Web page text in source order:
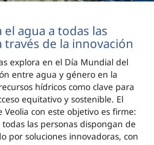
el agua a todas las
través de la innovación
explora en el Día Mundial del
entre agua y género en la
hídricos como clave para
equitativo y sostenible. El
Veolia con este objetivo es firme:
las personas dispongan de
por soluciones innovadoras, con